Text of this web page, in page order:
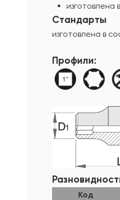
изготовлена
Стандарты
изготовлена в
Профили:
Код